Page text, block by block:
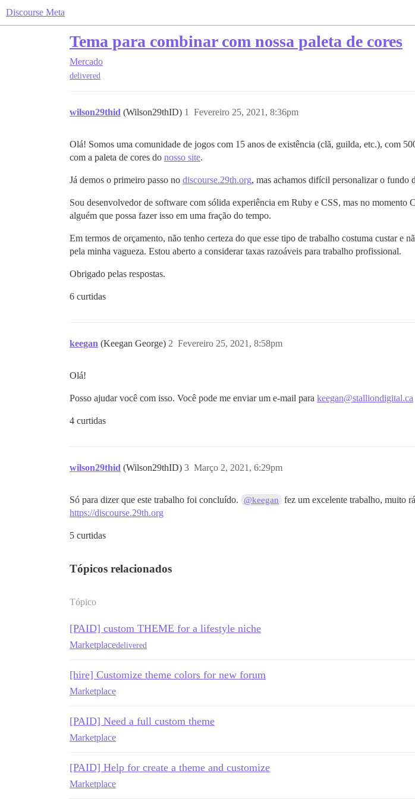
Discourse Meta
Tema para combinar com nossa paleta de cores
Mercado
delivered
wilson29thid (Wilson29thID) Fevereiro 25, 2021, 8:36pm
1
Olá! Somos uma comunidade de jogos com 15 anos de existência (clã, guilda, etc.), com
com a paleta de cores do nosso site.
Já demos o primeiro passo no discourse.29th.org, mas achamos difícil personalizar o fundo
Sou desenvolvedor de software com sólida experiência em Ruby e CSS, mas no momento
alguém que possa fazer isso em uma fração do tempo.
Em termos de orçamento, não tenho certeza do que esse tipo de trabalho costuma custar e
pela minha vagueza. Estou aberto a considerar taxas razoáveis para trabalho profissional.
Obrigado pelas respostas.
6 curtidas
keegan (Keegan George) Fevereiro 25, 2021, 8:58pm
2
Olá!
Posso ajudar você com isso. Você pode me enviar um e-mail para keegan@stalliondigital.ca
4 curtidas
wilson29thid (Wilson29thID) Março 2, 2021, 6:29pm
3
Só para dizer que este trabalho foi concluído. @keegan
fez um excelente trabalho, muito
https://discourse.29th.org
5 curtidas
Tópicos relacionados
Tópico
[PAID] custom THEME for a lifestyle niche
Marketplacedelivered
[hire] Customize theme colors for new forum
Marketplace
[PAID] Need a full custom theme
Marketplace
[PAID] Help for create a theme and customize
Marketplace